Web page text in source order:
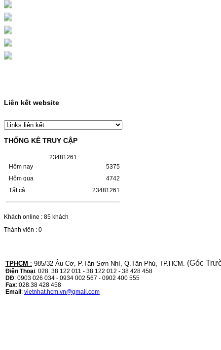
HỘP MỰC MÀU SAMSUNG
CLT-403S CHO DÒNG MÁY
SL-C435/C436
HỘP MỰC MÀU SAMSUNG CLT-403S CHO
DÒNG MÁY SL-C435/C436MÃ HỘP MỰC:-
Samsung CLT-403S- Loại mực: Mực in laser
màuSỬ DỤNG CHO MÁY IN:- Samsung SL-
HỘP MỰC HP 110A
(W1110A) CHO DÒNG MÁY
LBP 243/MF 461DW
HỘP MỰC HP 110A (W1110A) CHO DÒNG
MÁY LBP 243/MF 461DWMÃ HỘP MỰC:-
Hộp mực HP 110A (W1110A)- Loại mực:
Mực in laser trắng đenSỬ DỤNG CHO MÁY
IN:- HP…
243/MF 461DW
HỘP MỰC CANON CRG-070 CHO DÒNG
MÁY LBP 243/MF 461DW MÃ HỘP MỰC:–
Hộp mực Canon CRG-070– Loại mực: Mực
Liên kết website
THỐNG KÊ TRUY CẬP
23481 261
Hôm nay
Hôm qua
Tất cả
5375
4742
23481261
Khách online : 85 khách
Thành viên : 0
TPHCM : 985/32 Âu Cơ, P.Tân Sơn Nhì, Q.Tân Phú, TP.HCM. (Góc
Điện Thoại: 028. 38 122 011 - 38 122 012 - 38 428 458
DĐ: 0903 026 034 - 0934 002 567 - 0902 400 555
Fax: 028.38 428 458
Email: vietnhat.hcm.vn@gmail.com